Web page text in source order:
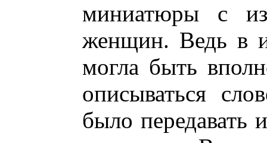
миниатюры с
женщин. Ведь в
могла быть
описываться
было передавать